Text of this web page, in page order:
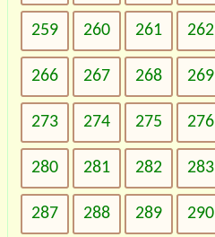
259 260 261 262
266 267 268 269
273 274 275 276
280 281 282 283
287 288 289 290